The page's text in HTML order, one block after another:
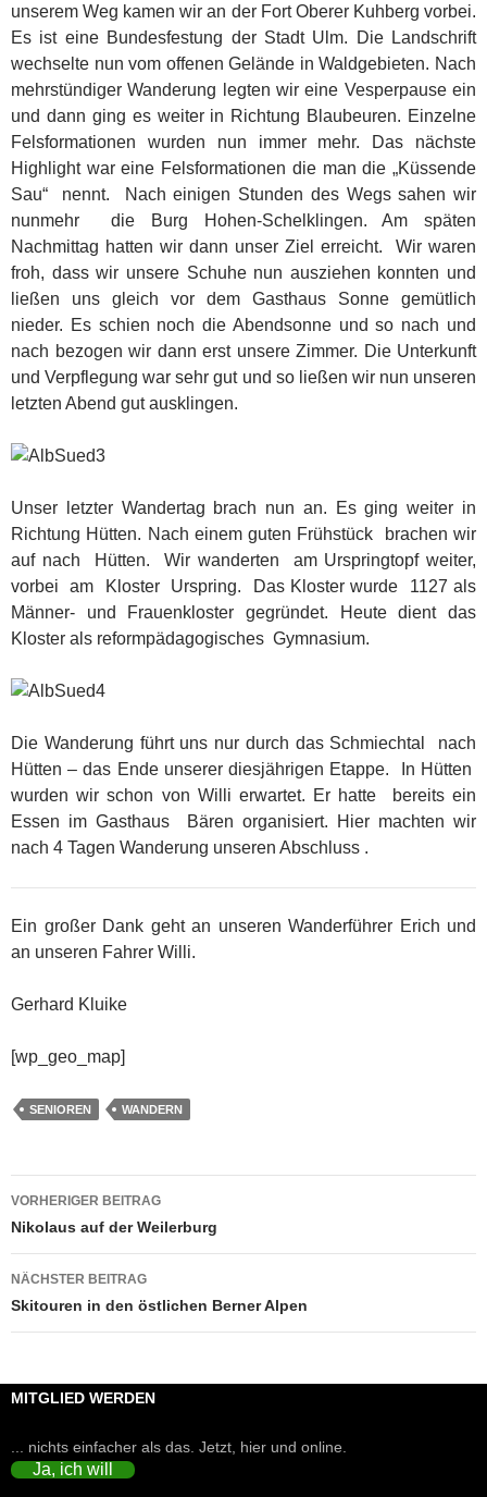
unserem Weg kamen wir an der Fort Oberer Kuhberg vorbei.
Es ist eine Bundesfestung der Stadt Ulm. Die Landschrift
wechselte nun vom offenen Gelände in Waldgebieten. Nach
mehrstündiger Wanderung legten wir eine Vesperpause ein
und dann ging es weiter in Richtung Blaubeuren. Einzelne
Felsformationen wurden nun immer mehr. Das nächste
Highlight war eine Felsformationen die man die „Küssende
Sau“ nennt. Nach einigen Stunden des Wegs sahen wir
nunmehr die Burg Hohen-Schelklingen. Am späten
Nachmittag hatten wir dann unser Ziel erreicht. Wir waren
froh, dass wir unsere Schuhe nun ausziehen konnten und
ließen uns gleich vor dem Gasthaus Sonne gemütlich
nieder. Es schien noch die Abendsonne und so nach und
nach bezogen wir dann erst unsere Zimmer. Die Unterkunft
und Verpflegung war sehr gut und so ließen wir nun unseren
letzten Abend gut ausklingen.
Unser letzter Wandertag brach nun an. Es ging weiter in
Richtung Hütten. Nach einem guten Frühstück brachen wir
auf nach Hütten. Wir wanderten am Urspringtopf weiter,
vorbei am Kloster Urspring. Das Kloster wurde 1127 als
Männer- und Frauenkloster gegründet. Heute dient das
Kloster als reformpädagogisches Gymnasium.
Die Wanderung führt uns nur durch das Schmiechtal nach
Hütten – das Ende unserer diesjährigen Etappe. In Hütten
wurden wir schon von Willi erwartet. Er hatte bereits ein
Essen im Gasthaus Bären organisiert. Hier machten wir
nach 4 Tagen Wanderung unseren Abschluss .
Ein großer Dank geht an unseren Wanderführer Erich und
an unseren Fahrer Willi.
Gerhard Kluike
[wp_geo_map]
SENIOREN WANDERN
Beitragsnavigation
VORHERIGER BEITRAG
Nikolaus auf der Weilerburg
NÄCHSTER BEITRAG
Skitouren in den östlichen Berner Alpen
MITGLIED WERDEN
... nichts einfacher als das. Jetzt, hier und online.
Ja, ich will